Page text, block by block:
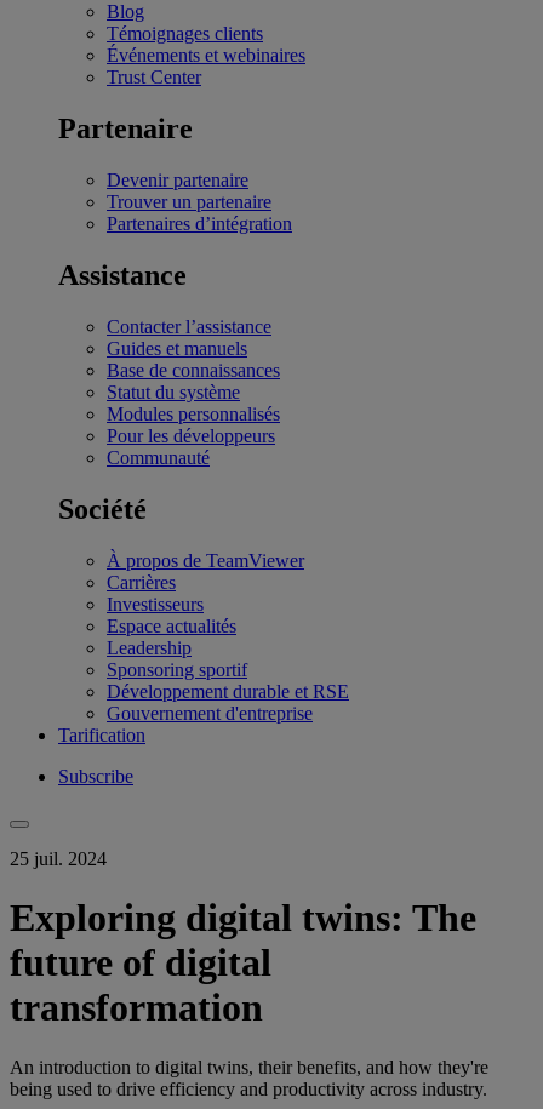
Blog
Témoignages clients
Événements et webinaires
Trust Center
Partenaire
Devenir partenaire
Trouver un partenaire
Partenaires d’intégration
Assistance
Contacter l’assistance
Guides et manuels
Base de connaissances
Statut du système
Modules personnalisés
Pour les développeurs
Communauté
Société
À propos de TeamViewer
Carrières
Investisseurs
Espace actualités
Leadership
Sponsoring sportif
Développement durable et RSE
Gouvernement d'entreprise
Tarification
Subscribe
25 juil. 2024
Exploring digital twins: The
future of digital
transformation
An introduction to digital twins, their benefits, and how they're
being used to drive efficiency and productivity across industry.